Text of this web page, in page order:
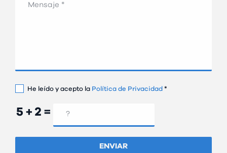
He leído y acepto la Política de Privacidad *
ENVIAR